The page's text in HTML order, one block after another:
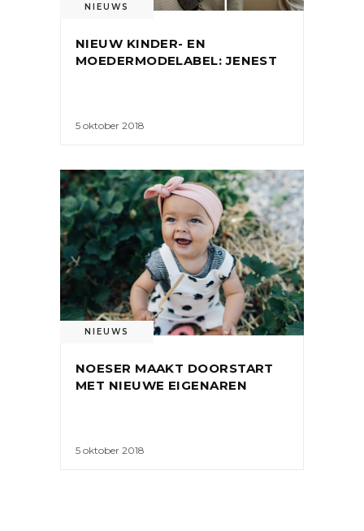
NIEUWS
NIEUW KINDER- EN
MOEDERMODELABEL: JENEST
5 oktober 2018
NIEUWS
NOESER MAAKT DOORSTART
MET NIEUWE EIGENAREN
5 oktober 2018